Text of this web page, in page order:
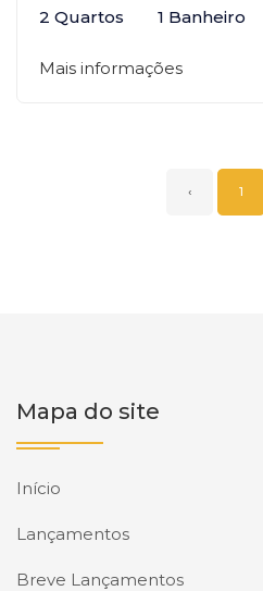
2 Quartos 1 Banheiro
Mais informações
‹ 1
Mapa do site
Início
Lançamentos
Breve Lançamentos